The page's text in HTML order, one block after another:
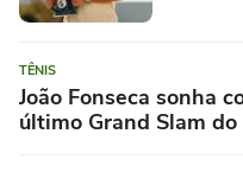
TÊNIS
João Fonseca sonha
último Grand Slam do